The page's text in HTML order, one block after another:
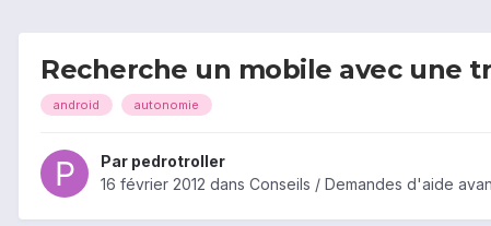
Recherche un mobile avec une
android autonomie
Par pedrotroller
16 février 2012 dans Conseils / Demandes d'aide